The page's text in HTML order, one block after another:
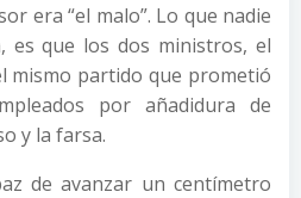
era “el malo”. Lo que nadie
es que los dos ministros, el
mismo partido que prometió
por añadidura de
y la farsa.
de avanzar un centímetro